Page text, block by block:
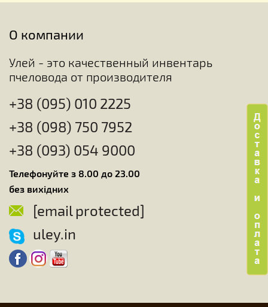
О компании
Улей - это качественный инвентарь
пчеловода от производителя
+38 (095) 010 2225
+38 (098) 750 7952
+38 (093) 054 9000
Телефонуйте з 8.00 до 23.00
без вихідних
[email protected]
uley.in